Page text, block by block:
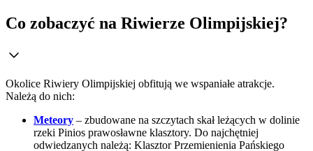
Co zobaczyć na Riwierze Olimpijskiej?
Okolice Riwiery Olimpijskiej obfitują we wspaniałe atrakcje.
Należą do nich:
Meteory – zbudowane na szczytach skał leżących w dolinie
rzeki Pinios prawosławne klasztory. Do najchętniej
odwiedzanych należą: Klasztor Przemienienia Pańskiego